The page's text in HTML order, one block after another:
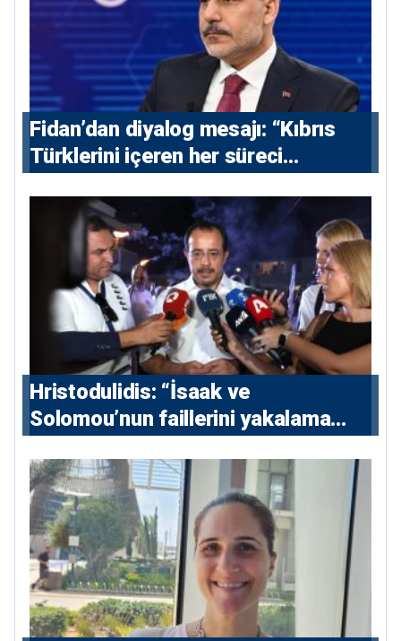
Fidan’dan diyalog mesajı: “Kıbrıs
Türklerini içeren her süreci
Hristodulidis: “İsaak ve
Solomou’nun faillerini yakalama
ve 5 uluslararası tutuklama emri
çıkarıldı”